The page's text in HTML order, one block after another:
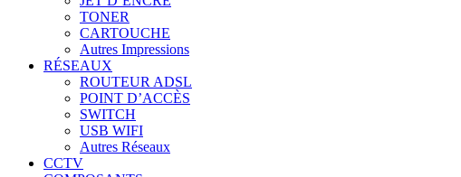
TONER
CARTOUCHE
Autres Impressions
RÉSEAUX
ROUTEUR ADSL
POINT D’ACCÈS
SWITCH
USB WIFI
Autres Réseaux
CCTV